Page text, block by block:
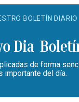
BOLETÍN DIARIO
de forma
importante del día.